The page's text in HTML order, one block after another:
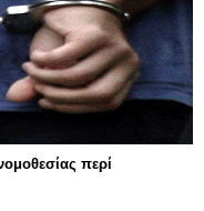
περί